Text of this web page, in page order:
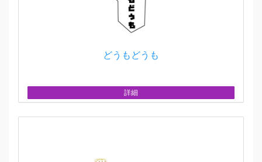
どうもどうも
詳細